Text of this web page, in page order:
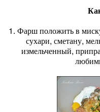
1. Фарш положить в
сухари, сметану,
измельченный,